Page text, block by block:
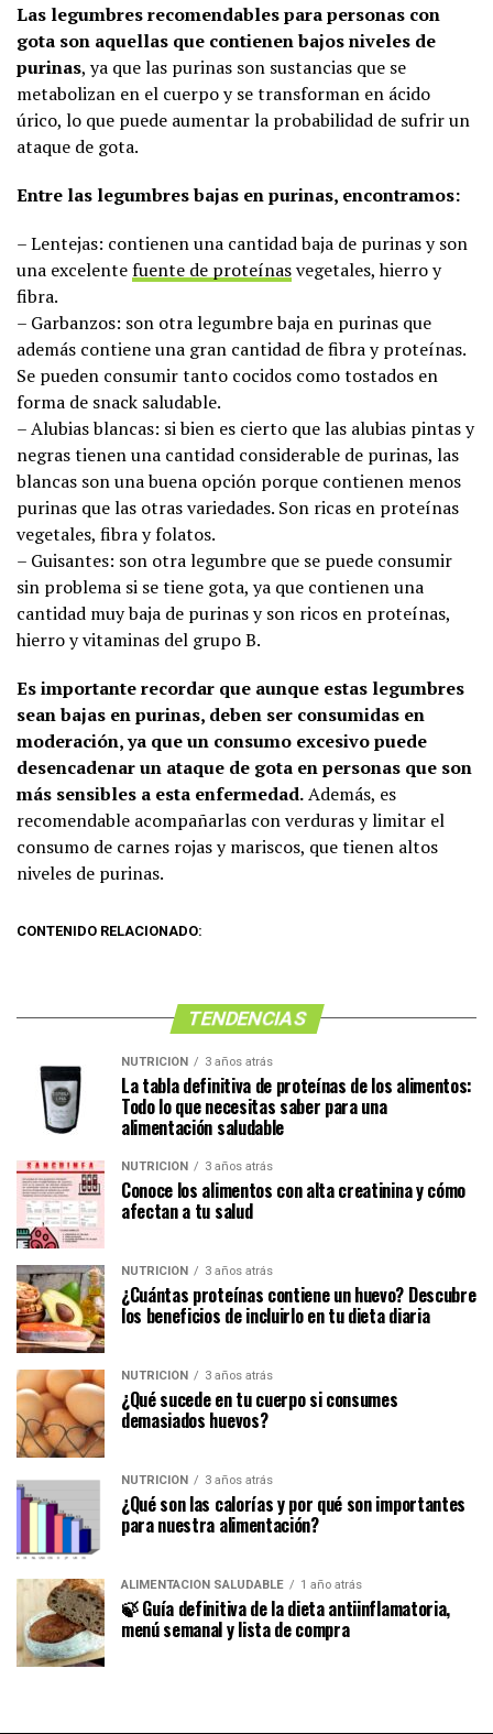
Las legumbres recomendables para personas con
gota son aquellas que contienen bajos niveles de
purinas, ya que las purinas son sustancias que se
metabolizan en el cuerpo y se transforman en ácido
úrico, lo que puede aumentar la probabilidad de sufrir un
ataque de gota.
Entre las legumbres bajas en purinas, encontramos:
– Lentejas: contienen una cantidad baja de purinas y son
una excelentefuente de proteínasvegetales, hierro y
fibra.
– Garbanzos: son otra legumbre baja en purinas que
además contiene una gran cantidad de fibra y proteínas.
Se pueden consumir tanto cocidos como tostados en
forma de snack saludable.
– Alubias blancas: si bien es cierto que las alubias pintas y
negras tienen una cantidad considerable de purinas, las
blancas son una buena opción porque contienen menos
purinas que las otras variedades. Son ricas en proteínas
vegetales, fibra y folatos.
– Guisantes: son otra legumbre que se puede consumir
sin problema si se tiene gota, ya que contienen una
cantidad muy baja de purinas y son ricos en proteínas,
hierro y vitaminas del grupo B.
Es importante recordar que aunque estas legumbres
sean bajas en purinas, deben ser consumidas en
moderación, ya que un consumo excesivo puede
desencadenar un ataque de gota en personas que son
más sensibles a esta enfermedad.Además, es
recomendable acompañarlas con verduras y limitar el
consumo de carnes rojas y mariscos, que tienen altos
niveles de purinas.
CONTENIDO RELACIONADO:
TENDENCIAS
NUTRICIÓN 3 años atrás
La tabla definitiva de proteínas de los alimentos:
Todo lo que necesitas saber para una
alimentación saludable
NUTRICIÓN 3 años atrás
Conoce los alimentos con alta creatinina y cómo
afectan a tu salud
NUTRICIÓN 3 años atrás
¿Cuántas proteínas contiene un huevo? Descubre
los beneficios de incluirlo en tu dieta diaria
NUTRICIÓN 3 años atrás
¿Qué sucede en tu cuerpo si consumes
demasiados huevos?
NUTRICIÓN 3 años atrás
¿Qué son las calorías y por qué son importantes
para nuestra alimentación?
ALIMENTACIÓN SALUDABLE 1 año atrás
🍃 Guía definitiva de la dieta antiinflamatoria,
menú semanal y lista de compra